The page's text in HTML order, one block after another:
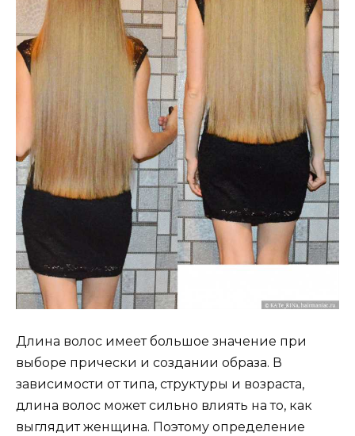
Длина волос имеет большое значение при
выборе прически и создании образа. В
зависимости от типа, структуры и возраста,
длина волос может сильно влиять на то, как
выглядит женщина. Поэтому определение